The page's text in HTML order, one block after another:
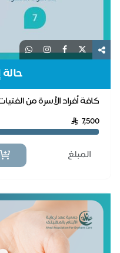
حالة
كافة أفراد الأسرة من
7,500